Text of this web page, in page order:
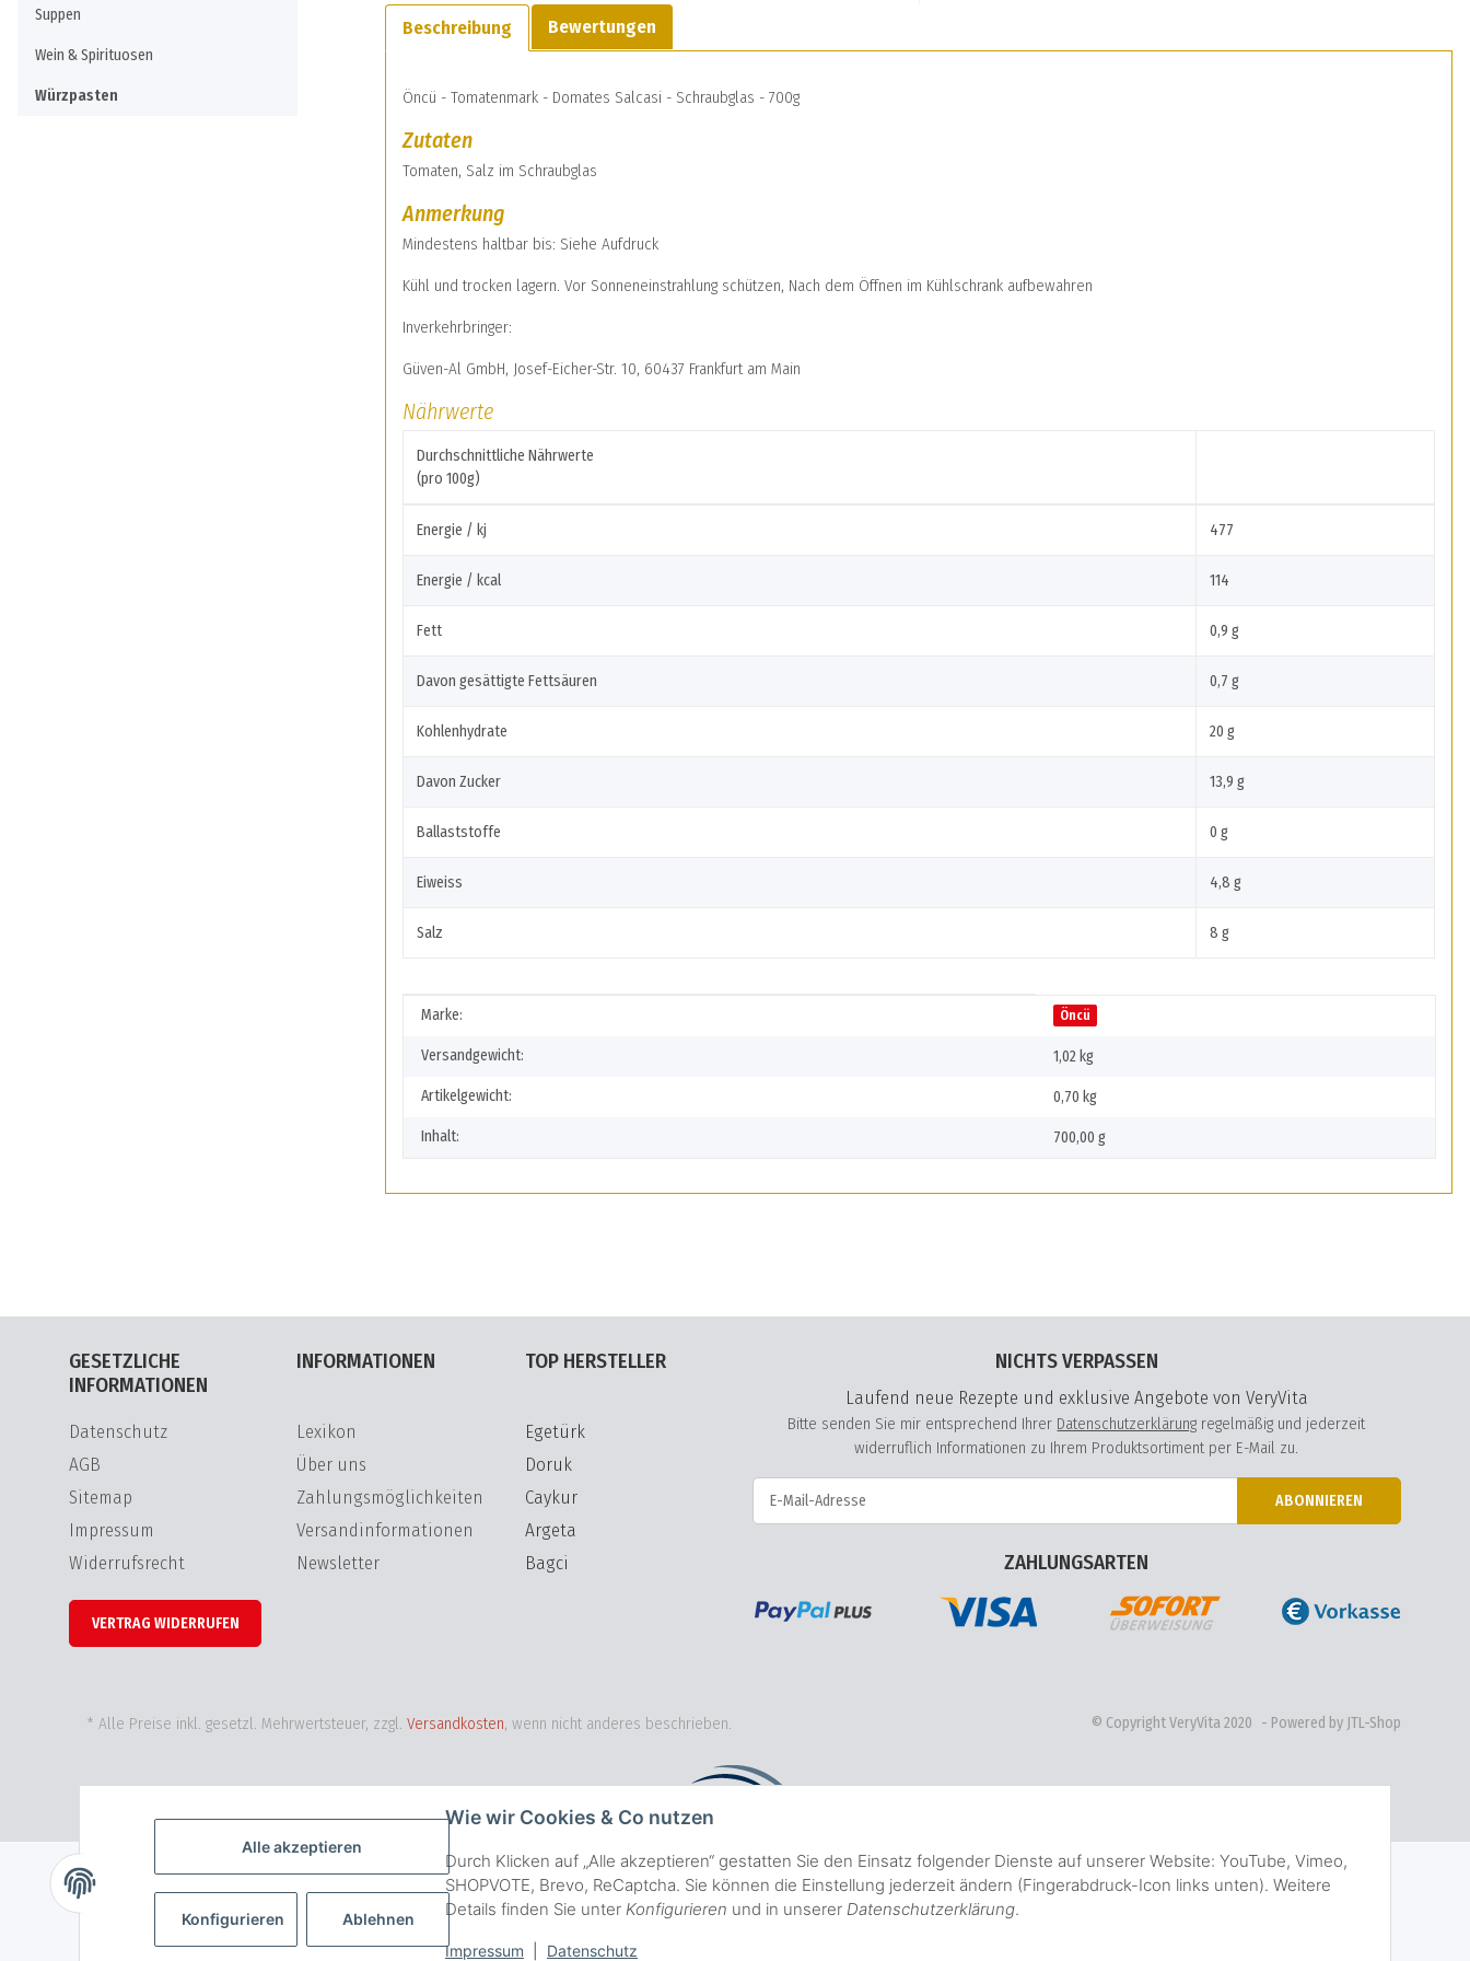
Alle akzeptieren
Konfigurieren Ablehnen
Wie wir Cookies & Co nutzen
Durch Klicken auf „Alle akzeptieren“ gestatten Sie den Einsatz folgender Dienste auf unserer Website: YouTube, Vimeo,
SHOPVOTE, Brevo, ReCaptcha. Sie können die Einstellung jederzeit ändern (Fingerabdruck-Icon links unten). Weitere
Details finden Sie unter Konfigurieren und in unserer Datenschutzerklärung.
Impressum Datenschutz
Beschreibung Bewertungen
Öncü - Tomatenmark - Domates Salcasi - Schraubglas - 700g
Zutaten
Tomaten, Salz im Schraubglas
Anmerkung
Mindestens haltbar bis: Siehe Aufdruck
Kühl und trocken lagern. Vor Sonneneinstrahlung schützen, Nach dem Öffnen im Kühlschrank aufbewahren
Inverkehrbringer:
Güven-Al GmbH, Josef-Eicher-Str. 10, 60437 Frankfurt am Main
Nährwerte
Durchschnittliche Nährwerte
(pro 100g)
Energie / kj 477
Energie / kcal 114
Fett 0,9 g
Davon gesättigte Fettsäuren 0,7 g
Kohlenhydrate 20 g
Davon Zucker 13,9 g
Ballaststoffe 0 g
Eiweiss 4,8 g
Salz 8 g
Produkteigenschaft
Wert
Marke: Öncü
Versandgewicht: 1,02 kg
Artikelgewicht: 0,70 kg
Inhalt: 700,00 g
Suppen
Wein & Spirituosen
Würzpasten
GESETZLICHE
INFORMATIONEN
Datenschutz
AGB
Sitemap
Impressum
Widerrufsrecht
VERTRAG WIDERRUFEN
INFORMATIONEN
Lexikon
Über uns
Zahlungsmöglichkeiten
Versandinformationen
Newsletter
TOP HERSTELLER
Egetürk
Doruk
Caykur
Argeta
Bagci
NICHTS VERPASSEN
Laufend neue Rezepte und exklusive Angebote von VeryVita
Bitte senden Sie mir entsprechend Ihrer Datenschutzerklärung regelmäßig und jederzeit
widerruflich Informationen zu Ihrem Produktsortiment per E-Mail zu.
ABONNIEREN
ZAHLUNGSARTEN
* Alle Preise inkl. gesetzl. Mehrwertsteuer, zzgl. Versandkosten, wenn nicht anderes beschrieben. © Copyright VeryVita 2020 - Powered by JTL-Shop